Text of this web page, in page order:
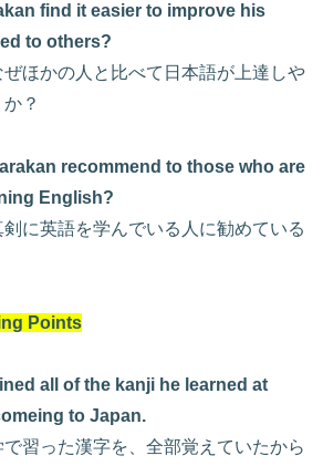
find it easier to improve his
to others?
ほかの人と比べて日本語が上達しや
か？
recommend to those who are
English?
に英語を学んでいる人に勧めている
Points
all of the kanji he learned at
to Japan.
習った漢字を、全部覚えていたから